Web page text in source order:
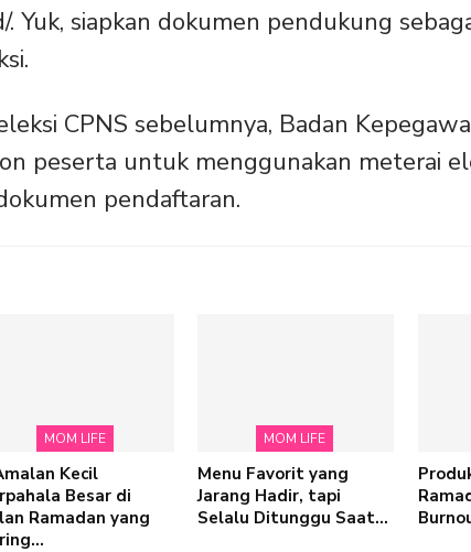
. Yuk, siapkan dokumen pendukung
CPNS sebelumnya, Badan
peserta untuk menggunakan meterai
pendaftaran.
MOM LIFE
Kecil
Besar di
Ramadan yang
MOM LIFE
Menu Favorit yang
Jarang Hadir, tapi
Selalu Ditunggu Saat…